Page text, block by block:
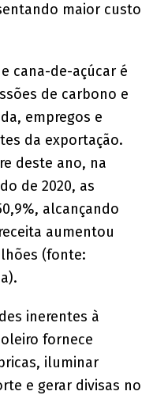
maior custo
cana-de-açúcar é
de carbono e
empregos e
da exportação.
deste ano, na
de 2020, as
alcançando
aumentou
(fonte:
inerentes à
fornece
iluminar
e gerar divisas no